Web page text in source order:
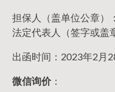
担保人（盖单位公章）：
法定代表人（签字或盖
出函时间：2023年2月
微信询价：